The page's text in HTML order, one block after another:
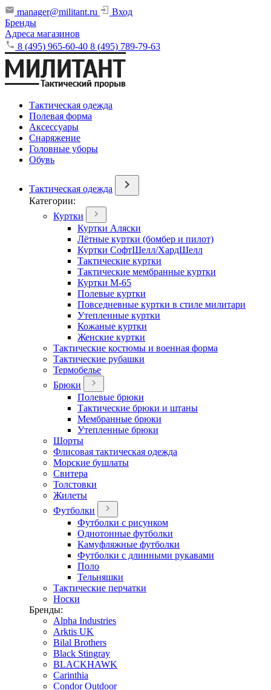
manager@militant.ru
Вход
Бренды
Адреса магазинов
8 (495) 965-60-40 8 (495) 789-79-63
Тактическая одежда
Полевая форма
Аксессуары
Снаряжение
Головные уборы
Обувь
Тактическая одежда
Категории:
Куртки
Куртки Аляски
Лётные куртки (бомбер и пилот)
Куртки СофтШелл/ХардШелл
Тактические куртки
Тактические мембранные куртки
Куртки М-65
Полевые куртки
Повседневные куртки в стиле милитари
Утепленные куртки
Кожаные куртки
Женские куртки
Тактические костюмы и военная форма
Тактические рубашки
Термобелье
Брюки
Полевые брюки
Тактические брюки и штаны
Мембранные брюки
Утепленные брюки
Шорты
Флисовая тактическая одежда
Морские бушлаты
Свитера
Толстовки
Жилеты
Футболки
Футболки с рисунком
Однотонные футболки
Камуфляжные футболки
Футболки с длинными рукавами
Поло
Тельняшки
Тактические перчатки
Носки
Бренды:
Alpha Industries
Arktis UK
Bilal Brothers
Black Stingray
BLACKHAWK
Carinthia
Condor Outdoor